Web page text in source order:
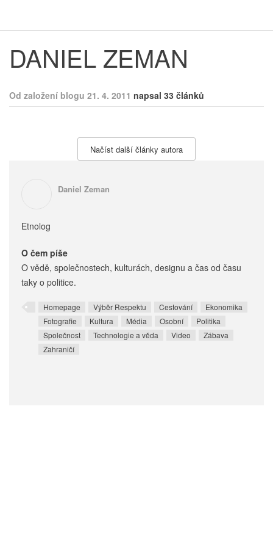
DANIEL ZEMAN
Od založení blogu 21. 4. 2011 napsal 33 článků
Načíst další články autora
Daniel Zeman
Etnolog
O čem píše
O vědě, společnostech, kulturách, designu a čas od času
taky o politice.
Homepage Výběr Respektu Cestování
Ekonomika
Fotografie
Kultura Média Osobní
Politika
Společnost
Technologie a věda Video
Zábava
Zahraničí